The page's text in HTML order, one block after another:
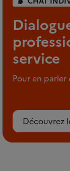
service
Pour en
Découvrez